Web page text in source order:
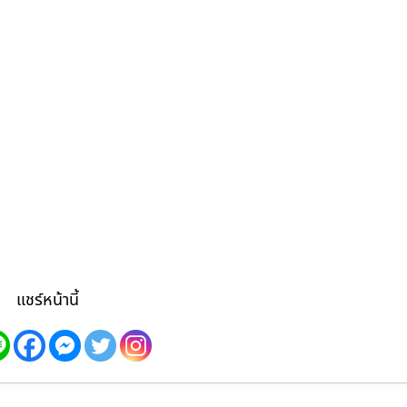
แชร์หน้านี้